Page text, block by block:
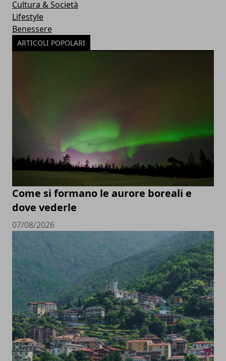
Cultura & Società
Lifestyle
Benessere
ARTICOLI POPOLARI
Come si formano le aurore boreali e
dove vederle
07/08/2026